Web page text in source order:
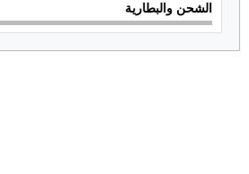
الشحن والبطارية